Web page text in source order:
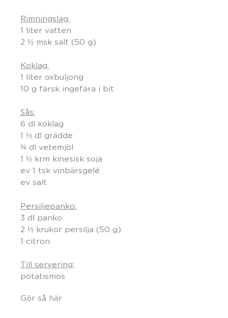
Rimningslag:
1 liter vatten
2 ½ msk salt (50 g)
Koklag:
1 liter oxbuljong
10 g färsk ingefära i bit
Sås:
6 dl koklag
1 ½ dl grädde
¾ dl vetemjöl
1 ½ krm kinesisk soja
ev 1 tsk vinbärsgelé
ev salt
Persiljepanko:
3 dl panko
2 ½ krukor persilja (50 g)
1 citron
Till servering:
potatismos
Gör så här